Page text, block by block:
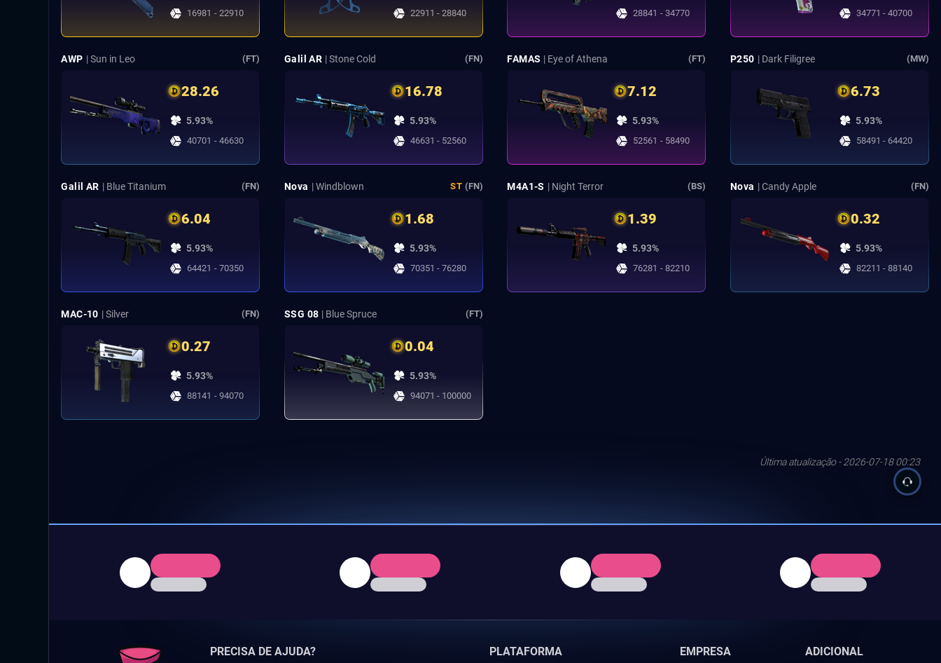
16981 - 22910 22911 - 28840 28841 - 34770 34771 - 40700
AWP | Sun in Leo (FT)
28.26
5.93%
40701 - 46630
Galil AR | Stone Cold (FN)
16.78
5.93%
46631 - 52560
FAMAS | Eye of Athena (FT)
7.12
5.93%
52561 - 58490
P250 | Dark Filigree (MW)
6.73
5.93%
58491 - 64420
Galil AR | Blue Titanium (FN)
6.04
5.93%
64421 - 70350
Nova | Windblown ST (FN)
1.68
5.93%
70351 - 76280
M4A1-S | Night Terror (BS)
1.39
5.93%
76281 - 82210
Nova | Candy Apple (FN)
0.32
5.93%
82211 - 88140
MAC-10 | Silver (FN)
0.27
5.93%
88141 - 94070
SSG 08 | Blue Spruce (FT)
0.04
5.93%
94071 - 100000
Última atualização - 2026-07-18 00:23
PRECISA DE AJUDA? PLATAFORMA EMPRESA ADICIONAL